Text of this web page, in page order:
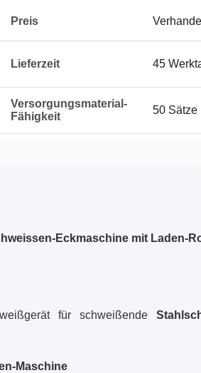
Preis
Lieferzeit 45
Versorgungsmaterial-
Fähigkeit
50 Sätze
Eckmaschine mit Laden-
für schweißende
Maschine